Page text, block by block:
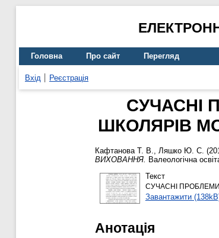
Головна Про сайт Перегляд
Вхід Реєстрація
СУЧАСНІ
ШКОЛЯРІВ
Кафтанова Т. В., Ляшко Ю. С.
ВИХОВАННЯ. Валеологічна
Текст
СУЧАСНІ
Завантажити
Анотація